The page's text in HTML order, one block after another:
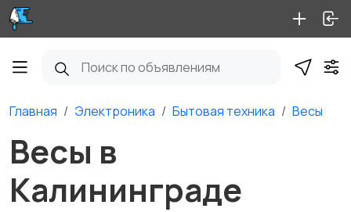
Главная Электроника Бытовая техника Весы
Весы в
Калининграде